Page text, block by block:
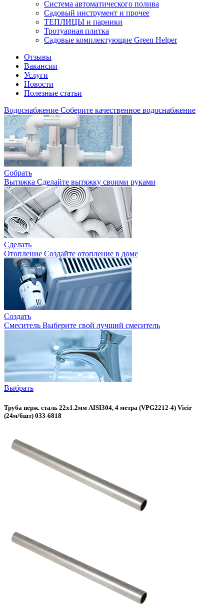
Система автоматического полива
Садовый инструмент и прочее
ТЕПЛИЦЫ и парники
Тротуарная плитка
Садовые комплектующие Green Helper
Отзывы
Вакансии
Услуги
Новости
Полезные статьи
Водоснабжение Соберите качественное водоснабжение
Собрать
Вытяжка Сделайте вытяжку своими руками
Сделать
Отопление Создайте отопление в доме
Создать
Смеситель Выберите свой лучший смеситель
Выбрать
Труба нерж. сталь 22х1.2мм AISI304, 4 метра (VPG2212-4) Vieir
(24м/6шт) 033-6818